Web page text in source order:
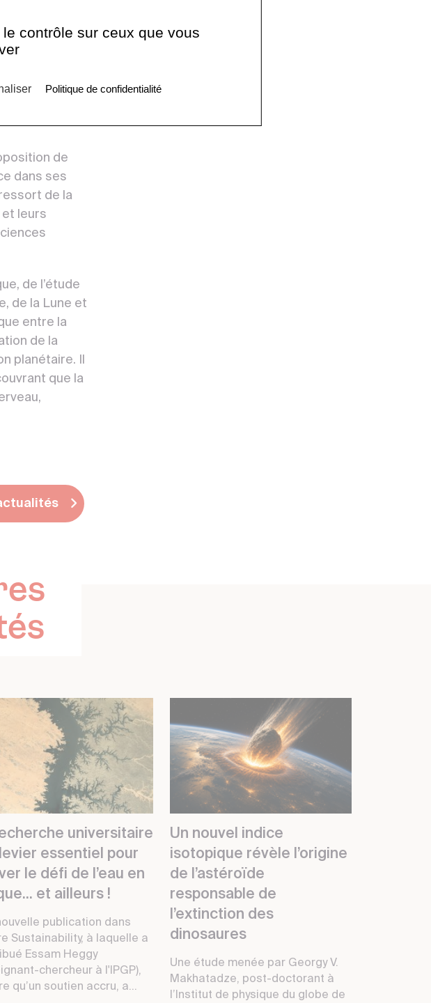
Grand Prix
l’Institut
de
dans ses
de la
et leurs
de l’étude
de la Lune et
entre la
de la
planétaire. Il
que la
universitaire
essentiel pour
le défi de l’eau en
et ailleurs !
publication dans
Sustainability, à laquelle a
Essam Heggy
chercheur à l'IPGP),
qu’un soutien accru, a...
Un nouvel indice
isotopique révèle l’origine
de l’astéroïde
responsable de
l’extinction des
dinosaures
Une étude menée par Georgy V.
Makhatadze, post-doctorant à
l’Institut de physique du globe de
contrôle sur ceux que vous
Politique de confidentialité